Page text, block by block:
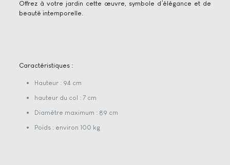
Offrez à votre jardin cette œuvre, symbole d’élégance et de
beauté intemporelle.
Caractéristiques :
Hauteur : 94 cm
hauteur du col : 7 cm
Diamètre maximum : 89 cm
Poids : environ 100 kg